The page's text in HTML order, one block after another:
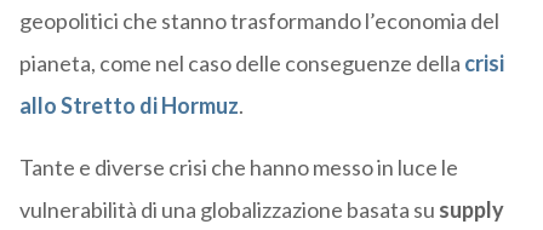
geopolitici che stanno trasformando l’economia del
pianeta, come nel caso delle conseguenze della crisi
allo Stretto di Hormuz.
Tante e diverse crisi che hanno messo in luce le
vulnerabilità di una globalizzazione basata su supply